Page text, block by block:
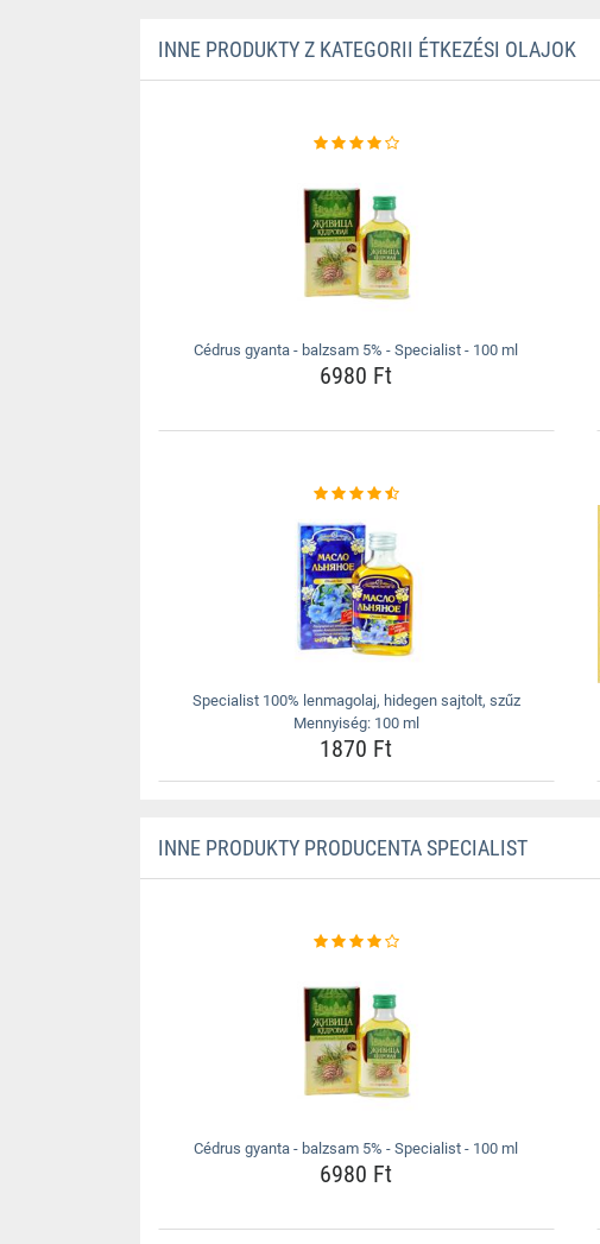
INNE PRODUKTY Z KATEGORII ÉTKEZÉSI OLAJOK
Cédrus gyanta - balzsam 5% - Specialist - 100 ml
6980 Ft
Specialist 100% lenmagolaj, hidegen sajtolt, szűz
Mennyiség: 100 ml
1870 Ft
INNE PRODUKTY PRODUCENTA SPECIALIST
Cédrus gyanta - balzsam 5% - Specialist - 100 ml
6980 Ft